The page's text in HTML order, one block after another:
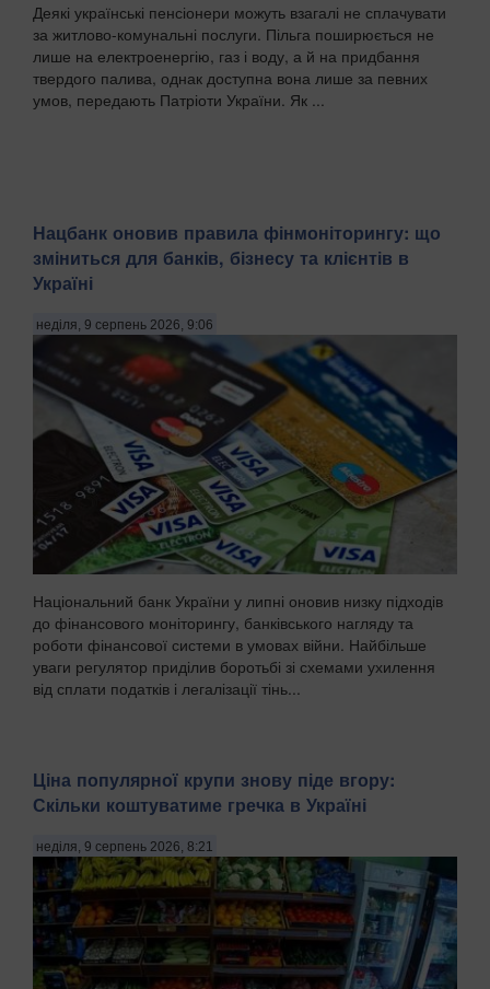
Деякі українські пенсіонери можуть взагалі не сплачувати
за житлово-комунальні послуги. Пільга поширюється не
лише на електроенергію, газ і воду, а й на придбання
твердого палива, однак доступна вона лише за певних
умов, передають Патріоти України. Як ...
Нацбанк оновив правила фінмоніторингу: що
зміниться для банків, бізнесу та клієнтів в
Україні
неділя, 9 серпень 2026, 9:06
Національний банк України у липні оновив низку підходів
до фінансового моніторингу, банківського нагляду та
роботи фінансової системи в умовах війни. Найбільше
уваги регулятор приділив боротьбі зі схемами ухилення
від сплати податків і легалізації тінь...
Ціна популярної крупи знову піде вгору:
Скільки коштуватиме гречка в Україні
неділя, 9 серпень 2026, 8:21